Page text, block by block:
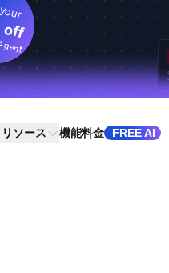
off
リソース 機能料金 FREE AI